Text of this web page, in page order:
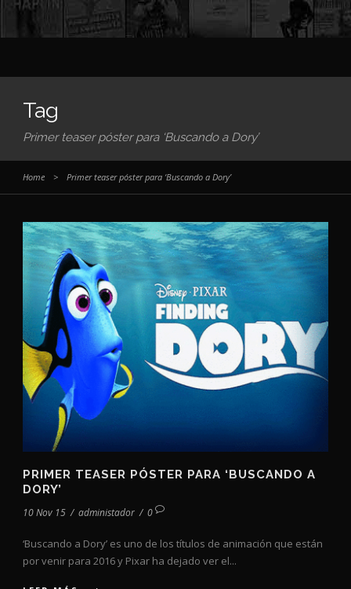
Tag
Primer teaser póster para ‘Buscando a Dory’
Home > Primer teaser póster para ‘Buscando a Dory’
PRIMER TEASER PÓSTER PARA ‘BUSCANDO A
DORY’
10 Nov 15 / administador / 0
‘Buscando a Dory’ es uno de los títulos de animación que están
por venir para 2016 y Pixar ha dejado ver el...